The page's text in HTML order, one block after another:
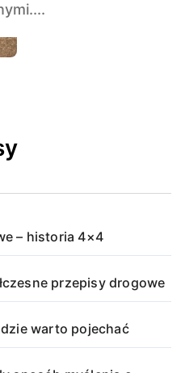
– historia 4×4
przepisy drogowe
warto pojechać